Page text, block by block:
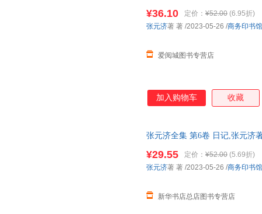
¥36.10 定价： ¥52.00 (6.95折)
爱阅城图书专营店
张元济著 著 /2023-05-26 /商务印书馆
加入购物车 收藏
张元济全集 第6卷 日记,张元济
13284178503
¥29.55 定价： ¥52.00 (5.69折)
新华书店总店图书专营店
张元济著 著 /2023-05-26 /商务印书馆